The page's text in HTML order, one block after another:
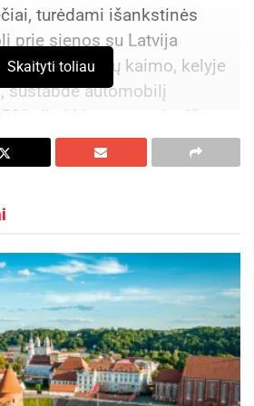
turėdami išankstinės
prie sienos su Latvija
Audronių kaimo, kelyje
sustabdė automobilį
Jis į Lietuvą atvyko iš
42 metų Rokiškio rajono
25 ir 28 metų Rokiškio
„Venipak“ grupę: stiprins pozicijas
28
Sąjungos sankcijos „Mere“ tinklo
ekonominio saugumo ir solidarumo
užtikrinimas
Skaityti toliau